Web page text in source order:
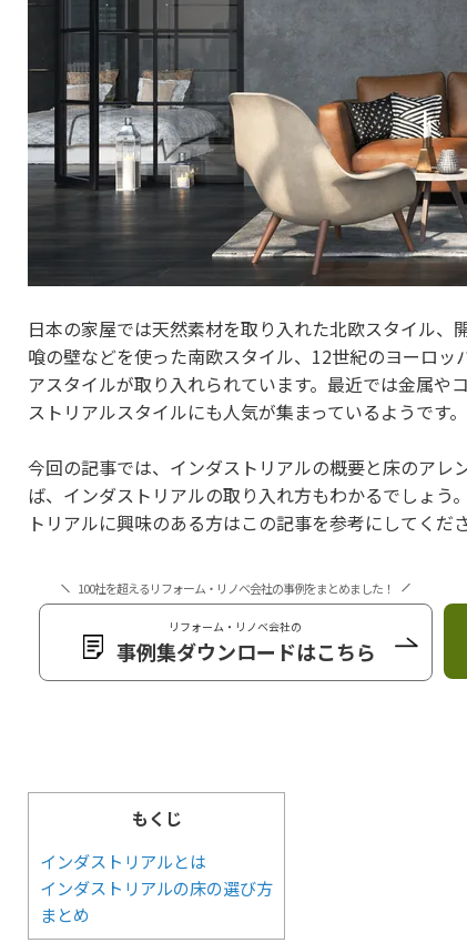
日本の家屋では天然素材を取り入れた北欧スタイル
喰の壁などを使った南欧スタイル、12世紀のヨーロ
アスタイルが取り入れられています。最近では金属や
ストリアルスタイルにも人気が集まっているようです。
今回の記事では、インダストリアルの概要と床のア
ば、インダストリアルの取り入れ方もわかるでしょう
トリアルに興味のある方はこの記事を参考にしてくださ
100社を超えるリフォーム・リノベ会社の事例をまとめました！
リフォーム・リノベ会社の
事例集ダウンロードはこちら
もくじ
インダストリアルとは
インダストリアルの床の選び方
まとめ